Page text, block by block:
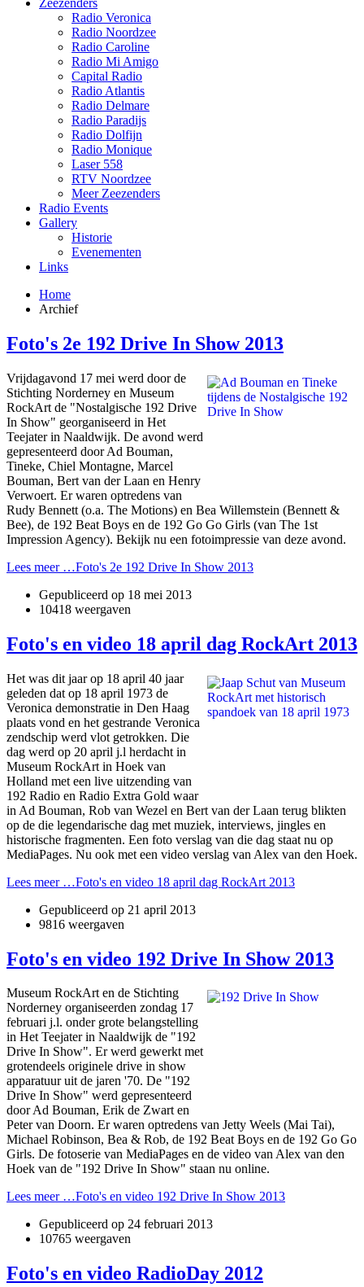
Zeezenders
Radio Veronica
Radio Noordzee
Radio Caroline
Radio Mi Amigo
Capital Radio
Radio Atlantis
Radio Delmare
Radio Paradijs
Radio Dolfijn
Radio Monique
Laser 558
RTV Noordzee
Meer Zeezenders
Radio Events
Gallery
Historie
Evenementen
Links
Home
Archief
Foto's 2e 192 Drive In Show 2013
Vrijdagavond 17 mei werd door de
Stichting Norderney en Museum
RockArt de "Nostalgische 192 Drive
In Show" georganiseerd in Het
Teejater in Naaldwijk. De avond werd
gepresenteerd door Ad Bouman,
Tineke, Chiel Montagne, Marcel
Bouman, Bert van der Laan en Henry
Verwoert. Er waren optredens van
Rudy Bennett (o.a. The Motions) en Bea Willemstein (Bennett &
Bee), de 192 Beat Boys en de 192 Go Go Girls (van The 1st
Impression Agency). Bekijk nu een fotoimpressie van deze avond.
Lees meer …Foto's 2e 192 Drive In Show 2013
Gepubliceerd op 18 mei 2013
10418 weergaven
Foto's en video 18 april dag RockArt 2013
Het was dit jaar op 18 april 40 jaar
geleden dat op 18 april 1973 de
Veronica demonstratie in Den Haag
plaats vond en het gestrande Veronica
zendschip werd vlot getrokken. Die
dag werd op 20 april j.l herdacht in
Museum RockArt in Hoek van
Holland met een live uitzending van
192 Radio en Radio Extra Gold waar
in Ad Bouman, Rob van Wezel en Bert van der Laan terug blikten
op de die legendarische dag met muziek, interviews, jingles en
historische fragmenten. Een foto verslag van die dag staat nu op
MediaPages. Nu ook met een video verslag van Alex van den Hoek.
Lees meer …Foto's en video 18 april dag RockArt 2013
Gepubliceerd op 21 april 2013
9816 weergaven
Foto's en video 192 Drive In Show 2013
Museum RockArt en de Stichting
Norderney organiseerden zondag 17
februari j.l. onder grote belangstelling
in Het Teejater in Naaldwijk de "192
Drive In Show". Er werd gewerkt met
grotendeels originele drive in show
apparatuur uit de jaren '70. De "192
Drive In Show" werd gepresenteerd
door Ad Bouman, Erik de Zwart en
Peter van Doorn. Er waren optredens van Jetty Weels (Mai Tai),
Michael Robinson, Bea & Rob, de 192 Beat Boys en de 192 Go Go
Girls. De fotoserie van MediaPages en de video van Alex van den
Hoek van de "192 Drive In Show" staan nu online.
Lees meer …Foto's en video 192 Drive In Show 2013
Gepubliceerd op 24 februari 2013
10765 weergaven
Foto's en video RadioDay 2012